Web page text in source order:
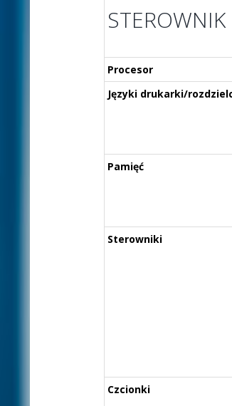
STEROWNIK
Procesor
Języki drukarki/
Pamięć
Sterowniki
Czcionki